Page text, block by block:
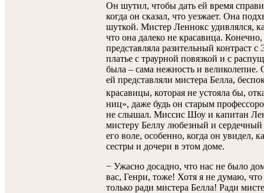
Он шутил, чтобы дать ей время
когда он сказал, что уезжает. Она
шуткой. Мистер Леннокс удивлялся,
что она далеко не красавица.
представляла разительный контраст
платье с траурной повязкой и с
была – сама нежность и великолепие.
ей представляли мистера Белла,
красавицы, которая не устояла бы,
ниц», даже будь он старым
не слышал. Миссис Шоу и капитан
мистеру Беллу любезный и сердечный
его воле, особенно, когда он увидел,
сестры и дочери в этом доме.
− Ужасно досадно, что нас не было
вас, Генри, тоже! Хотя я не думаю,
только ради мистера Белла! Ради